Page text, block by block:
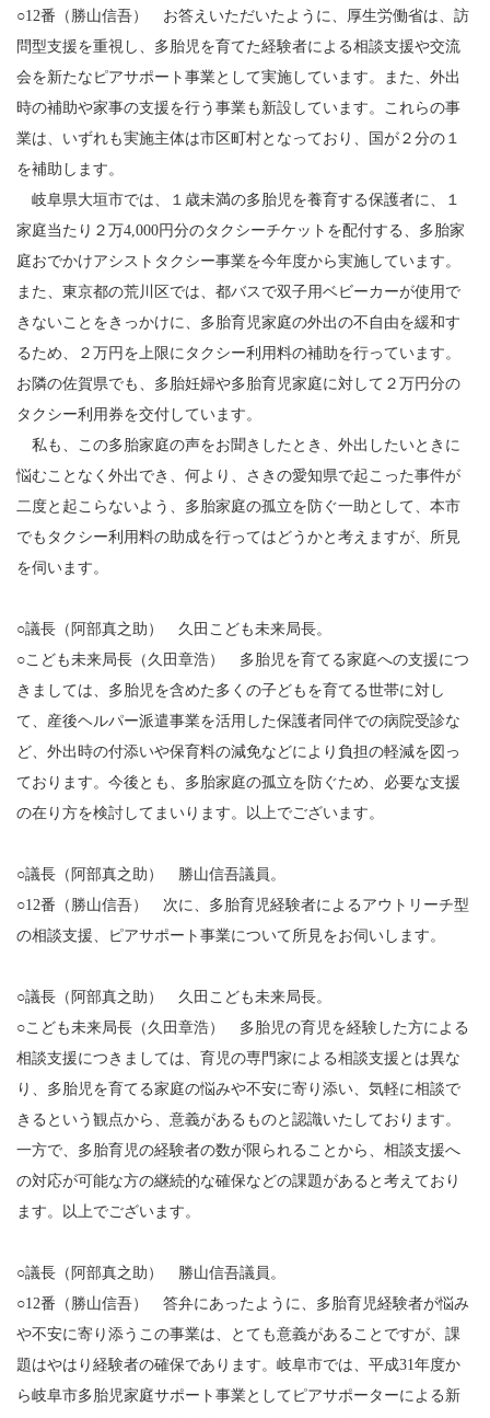
○12番（勝山信吾） お答えいただいたように、厚生労働省は、訪
問型支援を重視し、多胎児を育てた経験者による相談支援や交流
会を新たなピアサポート事業として実施しています。また、外出
時の補助や家事の支援を行う事業も新設しています。これらの事
業は、いずれも実施主体は市区町村となっており、国が２分の１
を補助します。
岐阜県大垣市では、１歳未満の多胎児を養育する保護者に、１
家庭当たり２万4,000円分のタクシーチケットを配付する、多胎家
庭おでかけアシストタクシー事業を今年度から実施しています。
また、東京都の荒川区では、都バスで双子用ベビーカーが使用で
きないことをきっかけに、多胎育児家庭の外出の不自由を緩和す
るため、２万円を上限にタクシー利用料の補助を行っています。
お隣の佐賀県でも、多胎妊婦や多胎育児家庭に対して２万円分の
タクシー利用券を交付しています。
私も、この多胎家庭の声をお聞きしたとき、外出したいときに
悩むことなく外出でき、何より、さきの愛知県で起こった事件が
二度と起こらないよう、多胎家庭の孤立を防ぐ一助として、本市
でもタクシー利用料の助成を行ってはどうかと考えますが、所見
を伺います。
○議長（阿部真之助） 久田こども未来局長。
○こども未来局長（久田章浩） 多胎児を育てる家庭への支援につ
きましては、多胎児を含めた多くの子どもを育てる世帯に対し
て、産後ヘルパー派遣事業を活用した保護者同伴での病院受診な
ど、外出時の付添いや保育料の減免などにより負担の軽減を図っ
ております。今後とも、多胎家庭の孤立を防ぐため、必要な支援
の在り方を検討してまいります。以上でございます。
○議長（阿部真之助） 勝山信吾議員。
○12番（勝山信吾） 次に、多胎育児経験者によるアウトリーチ型
の相談支援、ピアサポート事業について所見をお伺いします。
○議長（阿部真之助） 久田こども未来局長。
○こども未来局長（久田章浩） 多胎児の育児を経験した方による
相談支援につきましては、育児の専門家による相談支援とは異な
り、多胎児を育てる家庭の悩みや不安に寄り添い、気軽に相談で
きるという観点から、意義があるものと認識いたしております。
一方で、多胎育児の経験者の数が限られることから、相談支援へ
の対応が可能な方の継続的な確保などの課題があると考えており
ます。以上でございます。
○議長（阿部真之助） 勝山信吾議員。
○12番（勝山信吾） 答弁にあったように、多胎育児経験者が悩み
や不安に寄り添うこの事業は、とても意義があることですが、課
題はやはり経験者の確保であります。岐阜市では、平成31年度か
ら岐阜市多胎児家庭サポート事業としてピアサポーターによる新